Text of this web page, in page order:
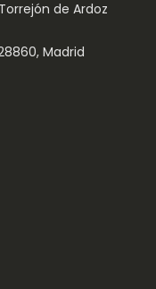
de Ardoz
Madrid